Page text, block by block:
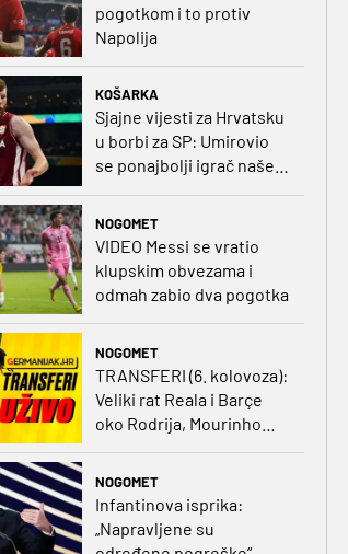
pogotkom i to protiv
Napolija
KOŠARKA
Sjajne vijesti za Hrvatsku
u borbi za SP: Umirovio
se ponajbolji igrač našeg
NOGOMET
VIDEO Messi se vratio
klupskim obvezama i
odmah zabio dva pogotka
NOGOMET
TRANSFERI (6. kolovoza):
Veliki rat Reala i Barçe
oko Rodrija, Mourinho
nagovorio Viniciusa na
NOGOMET
Infantinova isprika:
„Napravljene su